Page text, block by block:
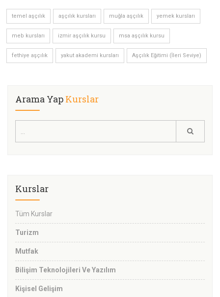
temel aşçılık aşçılık kursları muğla aşçılık yemek kursları
meb kursları izmir aşçılık kursu msa aşçılık kursu
fethiye aşçılık yakut akademi kursları Aşçılık Eğitimi (İleri Seviye)
Arama Yap Kurslar
Kurslar
Tüm Kurslar
Turizm
Mutfak
Bilişim Teknolojileri Ve Yazılım
Kişisel Gelişim